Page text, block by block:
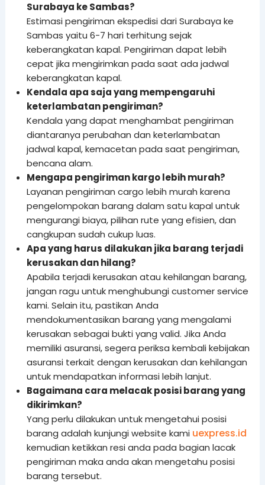
Surabaya ke Sambas?
Estimasi pengiriman ekspedisi dari Surabaya ke
Sambas yaitu 6-7 hari terhitung sejak
keberangkatan kapal. Pengiriman dapat lebih
cepat jika mengirimkan pada saat ada jadwal
keberangkatan kapal.
Kendala apa saja yang mempengaruhi
keterlambatan pengiriman?
Kendala yang dapat menghambat pengiriman
diantaranya perubahan dan keterlambatan
jadwal kapal, kemacetan pada saat pengiriman,
bencana alam.
Mengapa pengiriman kargo lebih murah?
Layanan pengiriman cargo lebih murah karena
pengelompokan barang dalam satu kapal untuk
mengurangi biaya, pilihan rute yang efisien, dan
cangkupan sudah cukup luas.
Apa yang harus dilakukan jika barang terjadi
kerusakan dan hilang?
Apabila terjadi kerusakan atau kehilangan barang,
jangan ragu untuk menghubungi customer service
kami. Selain itu, pastikan Anda
mendokumentasikan barang yang mengalami
kerusakan sebagai bukti yang valid. Jika Anda
memiliki asuransi, segera periksa kembali kebijakan
asuransi terkait dengan kerusakan dan kehilangan
untuk mendapatkan informasi lebih lanjut.
Bagaimana cara melacak posisi barang yang
dikirimkan?
Yang perlu dilakukan untuk mengetahui posisi
barang adalah kunjungi website kami uexpress.id
kemudian ketikkan resi anda pada bagian lacak
pengiriman maka anda akan mengetahu posisi
barang tersebut.